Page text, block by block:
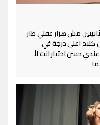
مش هزار عقلي طار
اعلى درجة في
حسن اختيار انت لأ